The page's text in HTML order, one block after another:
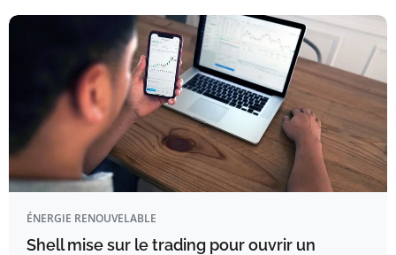
ÉNERGIE RENOUVELABLE
Shell mise sur le trading pour ouvrir un